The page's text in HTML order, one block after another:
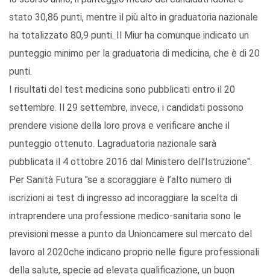
stato 30,86 punti, mentre il più alto in graduatoria nazionale
ha totalizzato 80,9 punti. Il Miur ha comunque indicato un
punteggio minimo per la graduatoria di medicina, che è di 20
punti.
I risultati del test medicina sono pubblicati entro il 20
settembre. Il 29 settembre, invece, i candidati possono
prendere visione della loro prova e verificare anche il
punteggio ottenuto. Lagraduatoria nazionale sarà
pubblicata il 4 ottobre 2016 dal Ministero dell’Istruzione".
Per Sanità Futura "se a scoraggiare è l’alto numero di
iscrizioni ai test di ingresso ad incoraggiare la scelta di
intraprendere una professione medico-sanitaria sono le
previsioni messe a punto da Unioncamere sul mercato del
lavoro al 2020che indicano proprio nelle figure professionali
della salute, specie ad elevata qualificazione, un buon